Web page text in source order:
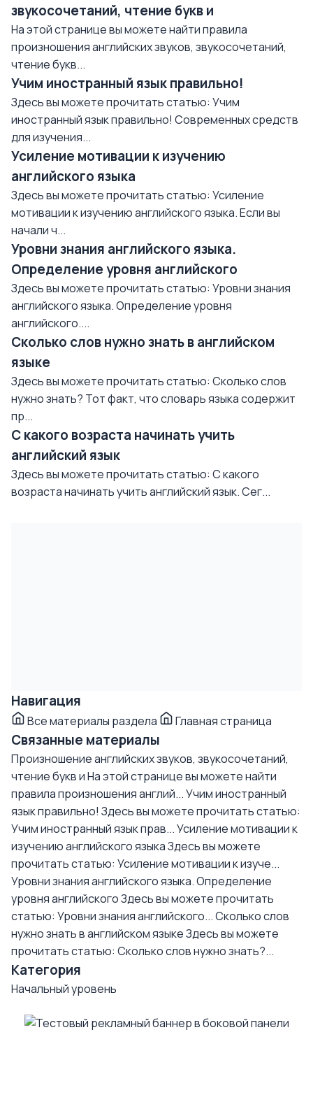
звукосочетаний, чтение букв и
На этой странице вы можете найти правила
произношения английских звуков, звукосочетаний,
чтение букв...
Учим иностранный язык правильно!
Здесь вы можете прочитать статью: Учим
иностранный язык правильно! Современных средств
для изучения...
Усиление мотивации к изучению
английского языка
Здесь вы можете прочитать статью: Усиление
мотивации к изучению английского языка. Если вы
начали ч...
Уровни знания английского языка.
Определение уровня английского
Здесь вы можете прочитать статью: Уровни знания
английского языка. Определение уровня
английского....
Сколько слов нужно знать в английском
языке
Здесь вы можете прочитать статью: Сколько слов
нужно знать? Тот факт, что словарь языка содержит
пр...
С какого возраста начинать учить
английский язык
Здесь вы можете прочитать статью: С какого
возраста начинать учить английский язык. Сег...
Навигация
Все материалы раздела Главная страница
Связанные материалы
Произношение английских звуков, звукосочетаний,
чтение букв иНа этой странице вы можете найти
правила произношения англий...Учим иностранный
язык правильно! Здесь вы можете прочитать статью:
Учим иностранный язык прав...Усиление мотивации к
изучению английского языкаЗдесь вы можете
прочитать статью: Усиление мотивации к изуче...
Уровни знания английского языка. Определение
уровня английскогоЗдесь вы можете прочитать
статью: Уровни знания английского...Сколько слов
нужно знать в английском языкеЗдесь вы можете
прочитать статью: Сколько слов нужно знать?...
Категория
Начальный уровень